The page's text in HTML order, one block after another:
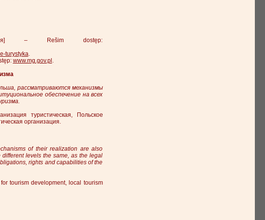
– Rešim dostęp:
turystyka.
www.mg.gov.pl .
рассматриваются механизмы
обеспечение на всех
туристическая, Польское
организация.
of their realization are also
levels the same, as the legal
rights and capabilities of the
tourism development, local tourism